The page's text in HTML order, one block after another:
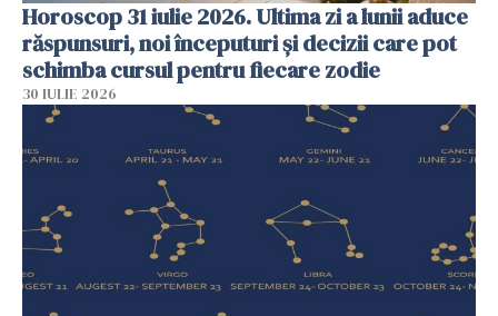
Horoscop 31 iulie 2026. Ultima zi a lunii aduce
răspunsuri, noi începuturi și decizii care pot
schimba cursul pentru fiecare zodie
30 IULIE 2026